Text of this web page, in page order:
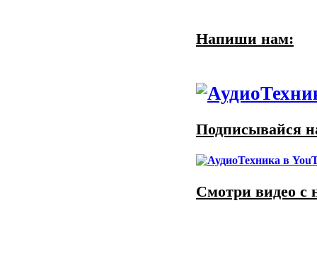
Напиши нам:
Подписывайся
Смотри видео с